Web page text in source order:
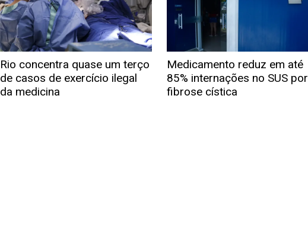
Rio concentra quase um terço
de casos de exercício ilegal
da medicina
Medicamento reduz em até
85% internações no SUS por
fibrose cística